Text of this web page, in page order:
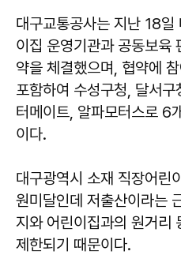
대구교통공사는 지난 18일
이집 운영기관과 공동보육
약을 체결했으며, 협약에
포함하여 수성구청, 달서
터메이트, 알파모터스로 6
이다.
대구광역시 소재 직장어린
원미달인데 저출산이라는
지와 어린이집과의 원거리
제한되기 때문이다.